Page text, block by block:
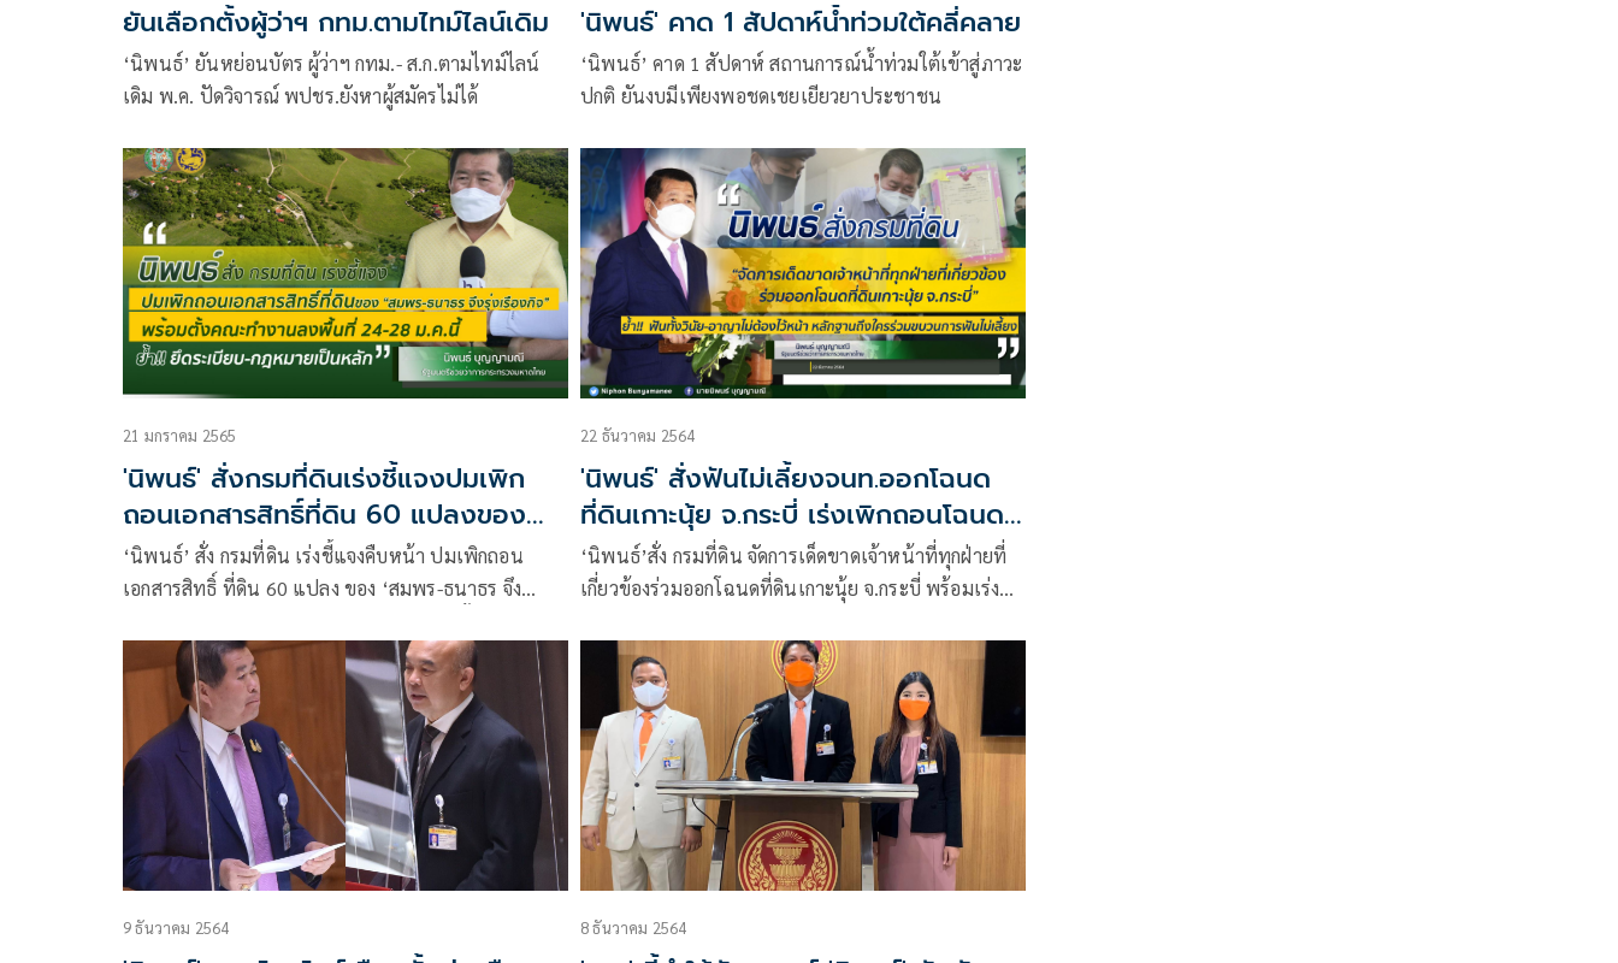
ยันเลือกตั้งผู้ว่าฯ กทม.ตามไทม์ไลน์เดิม
‘นิพนธ์’ ยันหย่อนบัตร ผู้ว่าฯ กทม.- ส.ก.ตามไทม์ไลน์
เดิม​ พ.ค. ปัดวิจารณ์ พปชร.ยังหาผู้สมัครไม่ได้
'นิพนธ์' คาด 1 สัปดาห์น้ำท่วมใต้คลี่คลาย
‘นิพนธ์’ คาด 1 สัปดาห์ สถานการณ์น้ำท่วมใต้เข้าสู่ภาวะ
ปกติ ยันงบมีเพียงพอชดเชยเยียวยาประชาชน
21 มกราคม 2565
'นิพนธ์' สั่งกรมที่ดินเร่งชี้แจงปมเพิก
ถอนเอกสารสิทธิ์ที่ดิน 60 แปลงของ
'สมพร-ธนาธร'
‘นิพนธ์’ สั่ง กรมที่ดิน เร่งชี้แจงคืบหน้า ปมเพิกถอน
เอกสารสิทธิ์ ที่ดิน 60 แปลง ของ ‘สมพร-ธนาธร จึง
ทำงานลงพื้นที่ 24-28 ม.ค.นี้ ย้ำยึดระเบียบ-กฎหมายเป็น
22 ธันวาคม 2564
'นิพนธ์' สั่งฟันไม่เลี้ยงจนท.ออกโฉนด
ที่ดินเกาะนุ้ย จ.กระบี่ เร่งเพิกถอนโฉนดที่
ออกโดยมิชอบ
‘นิพนธ์’สั่ง กรมที่ดิน จัดการเด็ดขาดเจ้าหน้าที่ทุกฝ่ายที่
เกี่ยวข้องร่วมออกโฉนดที่ดินเกาะนุ้ย จ.กระบี่ พร้อมเร่ง
ร่วมขบวนการฟันไม่เลี้ยง
9 ธันวาคม 2564 8 ธันวาคม 2564